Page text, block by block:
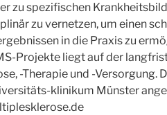
zu spezifischen
zu vernetzen, um einen
in die Praxis zu
Projekte liegt auf der
-Therapie und -Versorgung.
klinikum Münster